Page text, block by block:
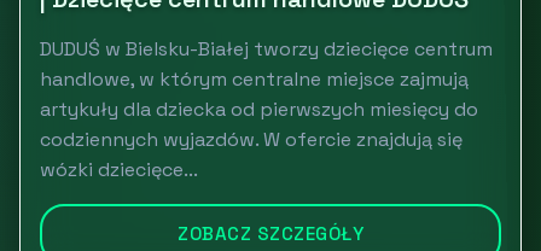
DUDUŚ w Bielsku-Białej tworzy dziecięce centrum
handlowe, w którym centralne miejsce zajmują
artykuły dla dziecka od pierwszych miesięcy do
codziennych wyjazdów. W ofercie znajdują się
wózki dziecięce...
ZOBACZ SZCZEGÓŁY